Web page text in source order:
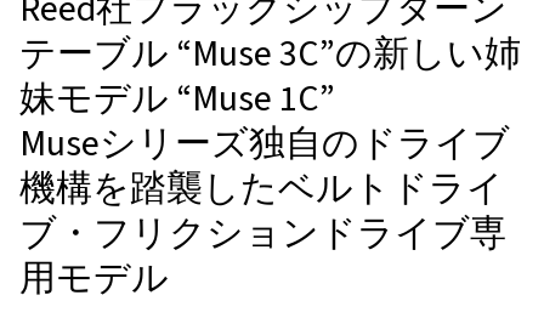
テーブル “Muse 3C”の新しい姉
妹モデル “Muse 1C”
Museシリーズ独自のドライブ
機構を踏襲したベルトドライ
ブ・フリクションドライブ専
用モデル